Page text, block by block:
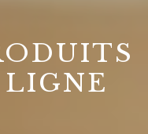
LIGNE